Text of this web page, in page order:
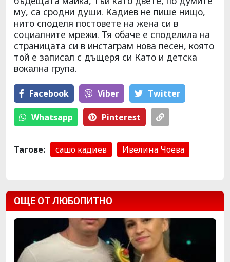
му, са сродни души. Кадиев не пише нищо,
нито споделя постовете на жена си в
социалните мрежи. Тя обаче е споделила на
страницата си в инстаграм нова песен, която
той е записал с дъщеря си Като и детска
вокална група.
Facebook Viber Тwitter
Whatsapp Pinterest
Тагове: сашо кадиев Ивелина Чоева
ОЩЕ ОТ ЛЮБОПИТНО